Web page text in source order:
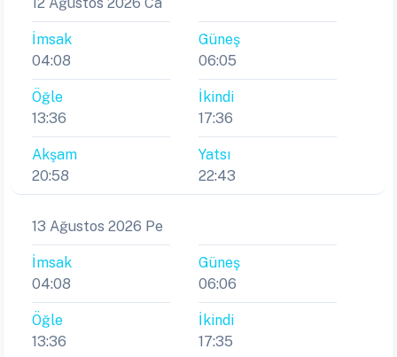
İmsak
04:08
Güneş
06:05
Öğle
13:36
İkindi
17:36
Akşam
20:58
Yatsı
22:43
13 Ağustos 2026 Pe
İmsak
04:08
Güneş
06:06
Öğle
13:36
İkindi
17:35